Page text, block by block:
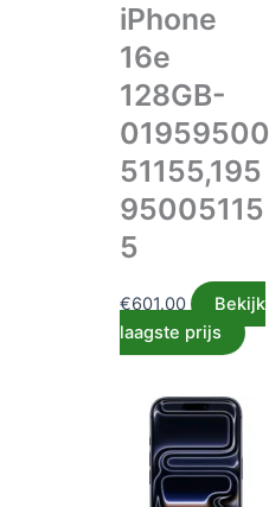
iPhone
16e
128GB-
01959500
51155,195
95005115
5
€601.00
Bekijk
laagste prijs